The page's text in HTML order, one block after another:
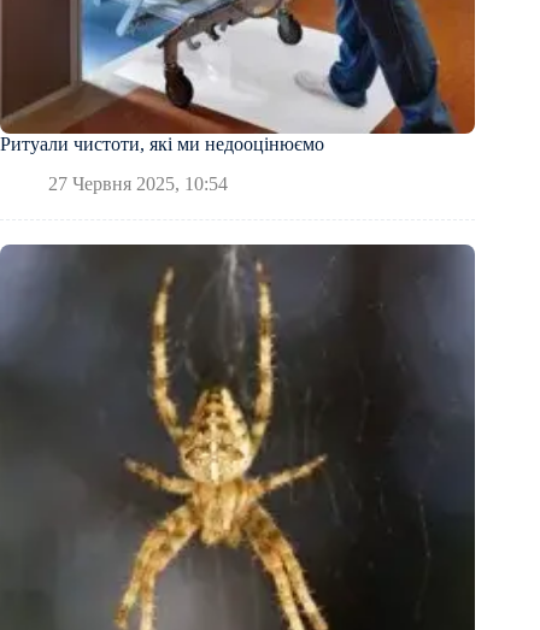
Ритуали чистоти, які ми недооцінюємо
27 Червня 2025, 10:54